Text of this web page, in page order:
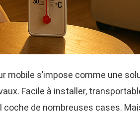
mobile s’impose comme une
Facile à installer,
coche de nombreuses cases.